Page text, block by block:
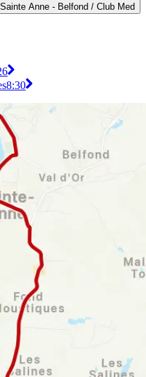
Sainte Anne - Belfond / Club Med
8:30